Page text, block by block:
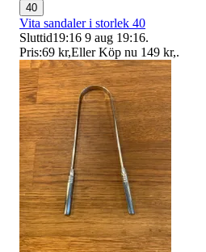
40
Vita sandaler i storlek 40
Sluttid19:16 9 aug 19:16.
Pris:69 kr,Eller Köp nu 149 kr,.